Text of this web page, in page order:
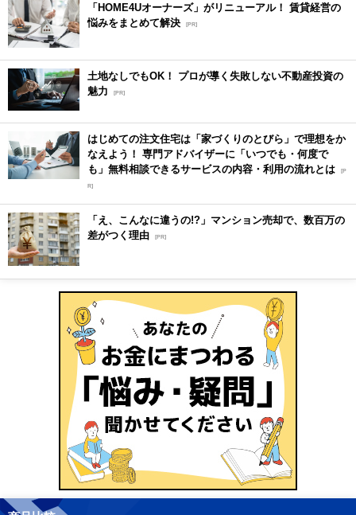
「HOME4Uオーナーズ」がリニューアル！ 賃貸経営の
悩みをまとめて解決 [PR]
土地なしでもOK！ プロが導く失敗しない不動産投資の
魅力
[PR]
はじめての注文住宅は「家づくりのとびら」で理想をか
なえよう！ 専門アドバイザーに「いつでも・何度で
も」無料相談できるサービスの内容・利用の流れとは [P
R]
「え、こんなに違うの!?」マンション売却で、数百万の
差がつく理由 [PR]